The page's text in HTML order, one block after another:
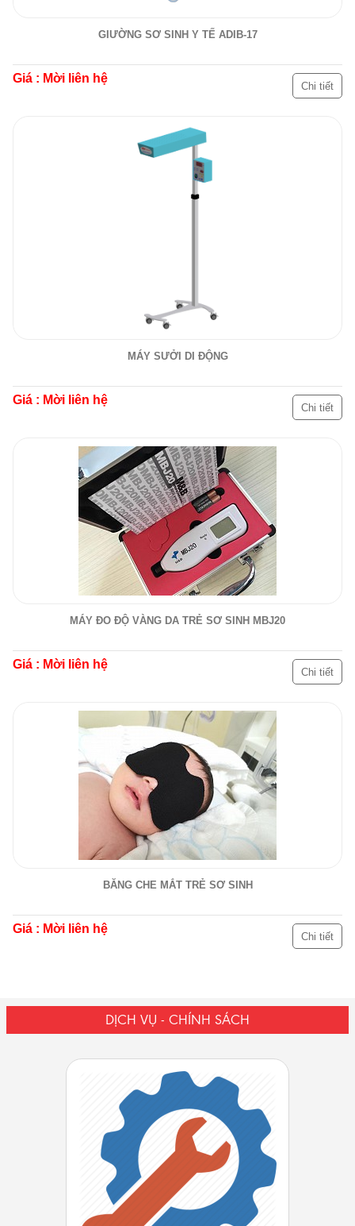
GIƯỜNG SƠ SINH Y TẾ ADIB-17
Giá : Mời liên hệ
Chi tiết
MÁY SƯỞI DI ĐỘNG
Giá : Mời liên hệ
Chi tiết
MÁY ĐO ĐỘ VÀNG DA TRẺ SƠ SINH MBJ20
Giá : Mời liên hệ
Chi tiết
BĂNG CHE MẮT TRẺ SƠ SINH
Giá : Mời liên hệ
Chi tiết
DỊCH VỤ - CHÍNH SÁCH